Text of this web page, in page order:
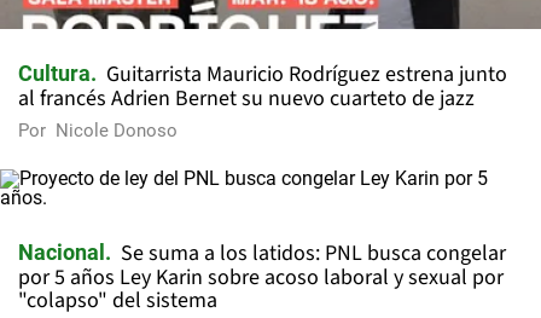
Cultura
Guitarrista Mauricio Rodríguez estrena junto
al francés Adrien Bernet su nuevo cuarteto de jazz
Por Nicole Donoso
Nacional
Se suma a los latidos: PNL busca congelar
por 5 años Ley Karin sobre acoso laboral y sexual por
"colapso" del sistema